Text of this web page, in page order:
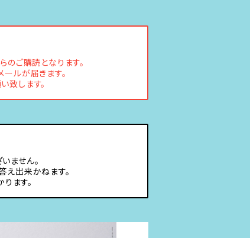
ご購読となります。
ルが届きます。
致します。
ません。
え出来かねます。
ます。